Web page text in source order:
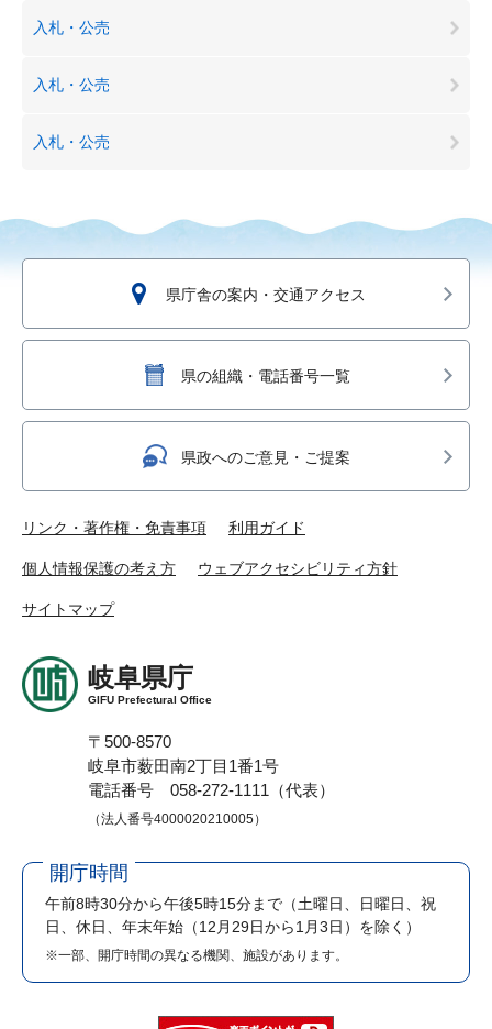
入札・公売
入札・公売
入札・公売
県庁舎の案内・交通アクセス
県の組織・電話番号一覧
県政へのご意見・ご提案
リンク・著作権・免責事項 利用ガイド
個人情報保護の考え方 ウェブアクセシビリティ方針
サイトマップ
岐阜県庁
GIFU Prefectural Office
〒500-8570
岐阜市薮田南2丁目1番1号
電話番号 058-272-1111（代表）
（法人番号4000020210005）
開庁時間
午前8時30分から午後5時15分まで （土曜日、日曜日、祝
日、休日、年末年始（12月29日から1月3日）を除く）
※一部、開庁時間の異なる機関、施設があります。